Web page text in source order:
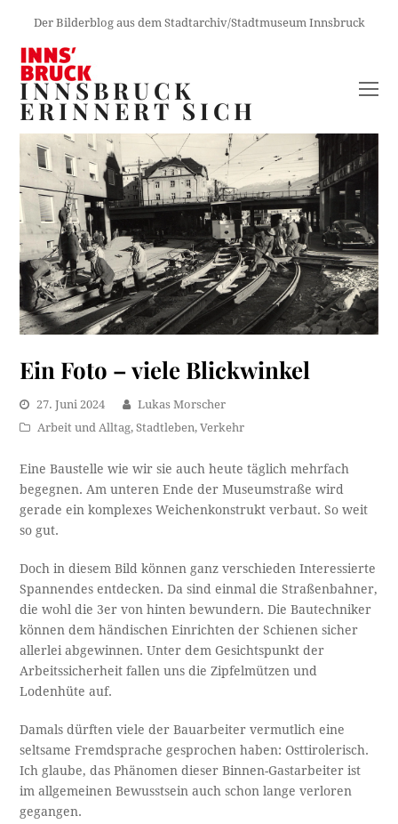
Der Bilderblog aus dem Stadtarchiv/Stadtmuseum Innsbruck
INNSBRUCK
ERINNERT SICH
Ein Foto – viele Blickwinkel
27. Juni 2024
Lukas Morscher
Arbeit und Alltag,Stadtleben,Verkehr
Eine Baustelle wie wir sie auch heute täglich mehrfach
begegnen. Am unteren Ende der Museumstraße wird
gerade ein komplexes Weichenkonstrukt verbaut. So weit
so gut.
Doch in diesem Bild können ganz verschieden Interessierte
Spannendes entdecken. Da sind einmal die Straßenbahner,
die wohl die 3er von hinten bewundern. Die Bautechniker
können dem händischen Einrichten der Schienen sicher
allerlei abgewinnen. Unter dem Gesichtspunkt der
Arbeitssicherheit fallen uns die Zipfelmützen und
Lodenhüte auf.
Damals dürften viele der Bauarbeiter vermutlich eine
seltsame Fremdsprache gesprochen haben: Osttirolerisch.
Ich glaube, das Phänomen dieser Binnen-Gastarbeiter ist
im allgemeinen Bewusstsein auch schon lange verloren
gegangen.